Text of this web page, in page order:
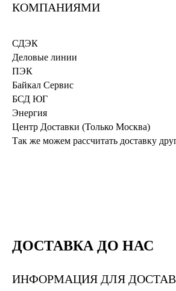
КОМПАНИЯМИ
СДЭК
Деловые линии
ПЭК
Байкал Сервис
БСД ЮГ
Энергия
Центр Доставки (Только Москва)
Так же можем рассчитать доставку
ДОСТАВКА ДО НАС
ИНФОРМАЦИЯ ДЛЯ